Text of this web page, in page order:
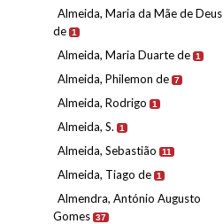
Almeida, Maria da Mãe de Deus
de 1
Almeida, Maria Duarte de 1
Almeida, Philemon de 7
Almeida, Rodrigo 1
Almeida, S. 1
Almeida, Sebastião 11
Almeida, Tiago de 1
Almendra, António Augusto
Gomes 37